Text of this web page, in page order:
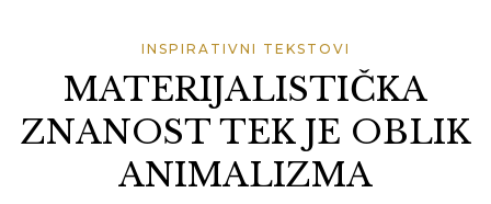
INSPIRATIVNI TEKSTOVI
MATERIJALISTIČKA
ZNANOST TEK JE OBLIK
ANIMALIZMA